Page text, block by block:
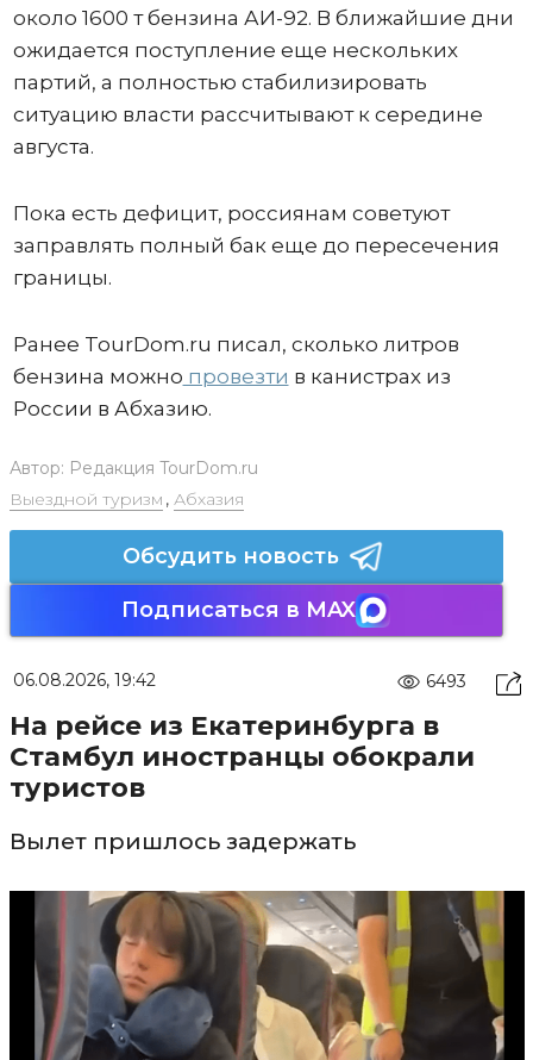
около 1600 т бензина АИ-92. В ближайшие дни
ожидается поступление еще нескольких
партий, а полностью стабилизировать
ситуацию власти рассчитывают к середине
августа.
Пока есть дефицит, россиянам советуют
заправлять полный бак еще до пересечения
границы.
Ранее TourDom.ru писал, сколько литров
бензина можно провезти в канистрах из
России в Абхазию.
Автор: Редакция TourDom.ru
Выездной туризм , Абхазия
Обсудить новость
Подписаться в MAX
06.08.2026, 19:42 6493
На рейсе из Екатеринбурга в
Стамбул иностранцы обокрали
туристов
Вылет пришлось задержать